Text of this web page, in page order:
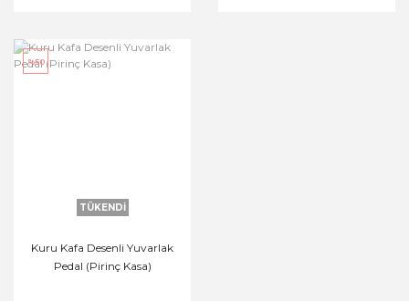
%50
TÜKENDİ
Kuru Kafa Desenli Yuvarlak
Pedal (Pirinç Kasa)